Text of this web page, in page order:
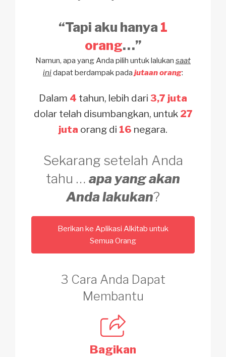
“Tapi aku hanya 1
orang…”
Namun, apa yang Anda pilih untuk lalukan saat
inidapat berdampak pada jutaan orang:
Dalam 4 tahun, lebih dari 3,7 juta
dolar telah disumbangkan, untuk 27
juta orang di 16 negara.
Sekarang setelah Anda
tahu … apa yang akan
Anda lakukan?
Berikan ke Aplikasi Alkitab untuk
Semua Orang
3 Cara Anda Dapat
Membantu
Bagikan